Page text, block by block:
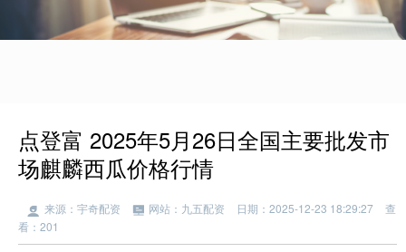
点登富 2025年5月26日全国主要批发市
场麒麟西瓜价格行情
来源：宇奇配资 网站：九五配资 日期：2025-12-23 18:29:27
查
看：201